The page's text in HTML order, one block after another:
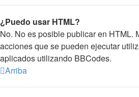
¿Puedo usar HTML?
No. No es posible publicar en HTML.
acciones que se pueden ejecutar
aplicados utilizando BBCodes.
Arriba